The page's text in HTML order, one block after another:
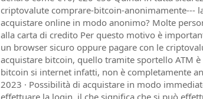
criptovalute comprare-bitcoin-anonimamente---
acquistare online in modo anonimo? Molte
alla carta di credito Per questo motivo è
un browser sicuro oppure pagare con le
acquistare bitcoin, quello tramite sportello ATM
bitcoin si internet infatti, non è completamente
2023 · Possibilità di acquistare in modo
effettuare la login, il che significa che si può